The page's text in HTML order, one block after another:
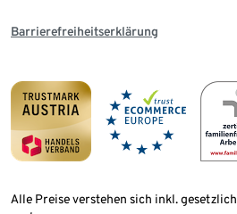
Barrierefreiheitserklärung
Alle Preise verstehen sich inkl.